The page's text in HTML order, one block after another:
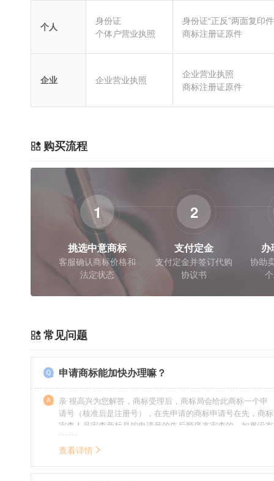
个人
身份证
个体户营业执照
身份证“正反”两面复印件
商标注册证原件
企业 企业营业执照
企业营业执照
商标注册证原件
购买流程
1
挑选中意商标
客服确认商标价格和
法定状态
2
支付定金
支付定金并签订代购
协议书
办
协助
常见问题
申请商标能加快办理嘛？
亲 很高兴为您解答，商标受理后，商标局会给此商标一个申
请号（核准后是注册号），在先申请的商标申请号在先，商标
审查人员审查商标是按申请号的先后顺序来审查的，如果没有
特殊情况（受理案件需要，被异议等），不会延迟也不会提
前。
查看详情